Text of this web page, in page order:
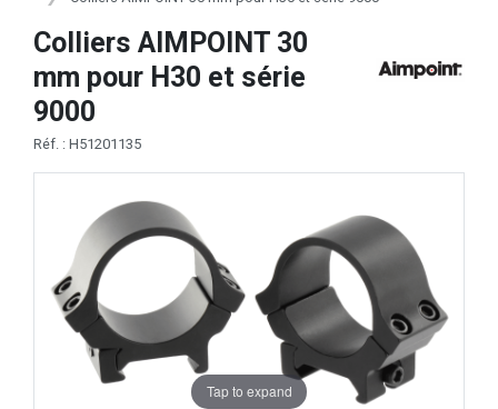
Colliers AIMPOINT 30
mm pour H30 et série
9000
Réf. : H51201135
Tap to expand